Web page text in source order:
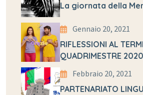
La giornata della
Gennaio 20, 2021
RIFLESSIONI AL
QUADRIMESTRE
Febbraio 20, 2021
PARTENARIATO